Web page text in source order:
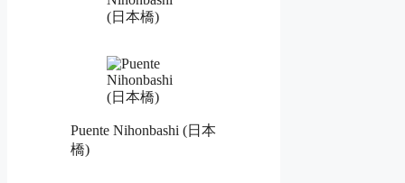
Puente Nihonbashi (日本
橋)